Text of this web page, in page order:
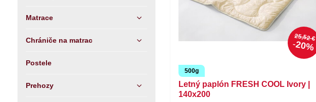
25,52 €
20%
500g
Letný paplón FRESH COOL Ivory |
140x200
Matrace
Chrániče na matrac
Postele
Prehozy